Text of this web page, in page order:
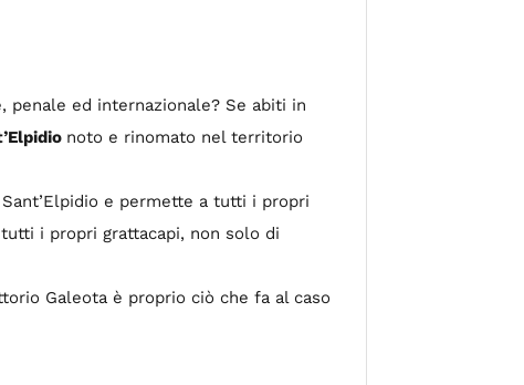
ed internazionale? Se abiti in
noto e rinomato nel territorio
e permette a tutti i propri
i propri grattacapi, non solo di
Galeota è proprio ciò che fa al caso